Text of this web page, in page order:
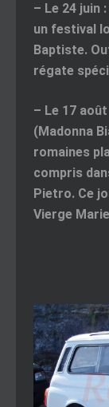
– Le 24 juin
un festival
Baptiste.
régate
– Le 17 août
(Madonna
romaines
compris
Pietro. Ce
Vierge